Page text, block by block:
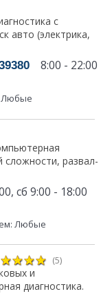
с
авто (электрика,
8:00 - 22:00
Любые
сложности, развал-
сб 9:00 - 18:00
Любые
(5)
и
диагностика.